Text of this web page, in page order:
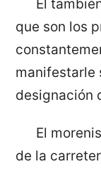
El
que son los
manifestarle
designación
El
de la